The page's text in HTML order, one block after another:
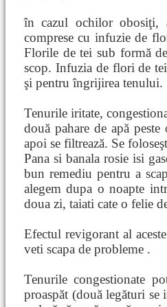
în cazul ochilor obosiţi,
comprese cu infuzie de
Florile de tei sub formă
scop. Infuzia de flori de
şi pentru îngrijirea tenului.
Tenurile iritate,
două pahare de apă
apoi se filtrează. Se
Pana si banala rosie isi
bun remediu pentru a
alegem dupa o noapte
doua zi, taiati cate o felie
Efectul revigorant al
veti scapa de probleme .
Tenurile congestionate
proaspăt (două legături